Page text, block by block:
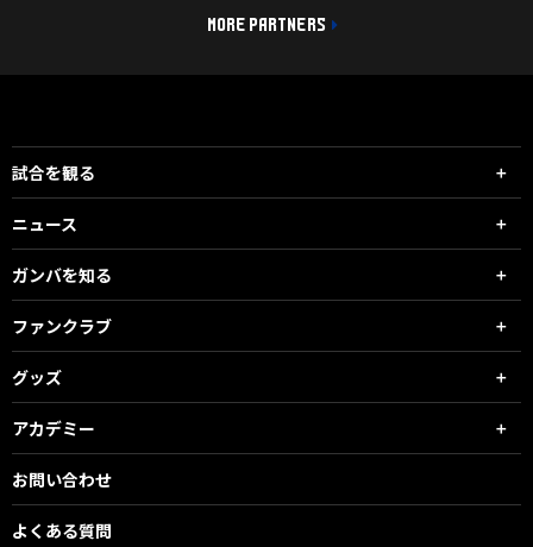
MORE PARTNERS
試合を観る
ニュース
ガンバを知る
ファンクラブ
グッズ
アカデミー
お問い合わせ
よくある質問